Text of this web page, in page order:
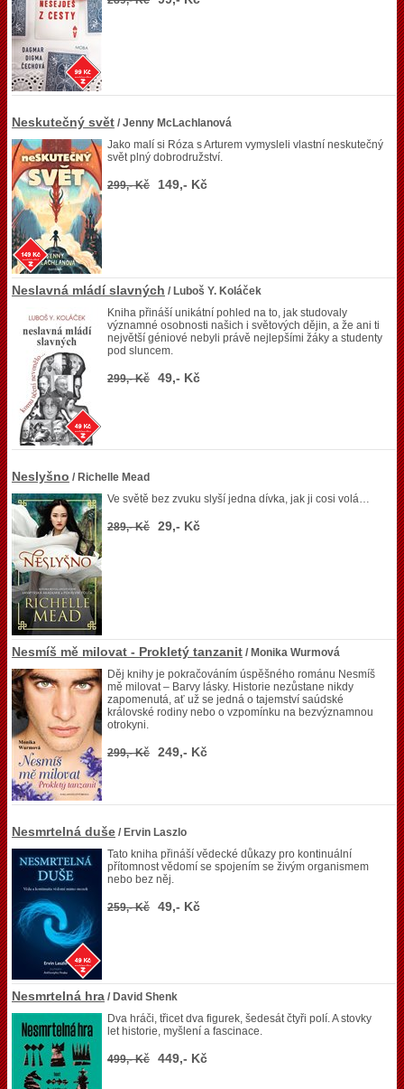
Neskutečný svět / Jenny McLachlanová
Jako malí si Róza s Arturem vymysleli vlastní neskutečný
svět plný dobrodružství.
299,- Kč 149,- Kč
Neslavná mládí slavných / Luboš Y. Koláček
Kniha přináší unikátní pohled na to, jak studovaly
významné osobnosti našich i světových dějin, a že ani ti
největší géniové nebyli právě nejlepšími žáky a studenty
pod sluncem.
299,- Kč 49,- Kč
Neslyšno / Richelle Mead
Ve světě bez zvuku slyší jedna dívka, jak ji cosi volá…
289,- Kč 29,- Kč
Nesmíš mě milovat - Prokletý tanzanit / Monika Wurmová
Děj knihy je pokračováním úspěšného románu Nesmíš
mě milovat – Barvy lásky. Historie nezůstane nikdy
zapomenutá, ať už se jedná o tajemství saúdské
královské rodiny nebo o vzpomínku na bezvýznamnou
otrokyni.
299,- Kč 249,- Kč
Nesmrtelná duše / Ervin Laszlo
Tato kniha přináší vědecké důkazy pro kontinuální
přítomnost vědomí se spojením se živým organismem
nebo bez něj.
259,- Kč 49,- Kč
Nesmrtelná hra / David Shenk
Dva hráči, třicet dva figurek, šedesát čtyři polí. A stovky
let historie, myšlení a fascinace.
499,- Kč 449,- Kč